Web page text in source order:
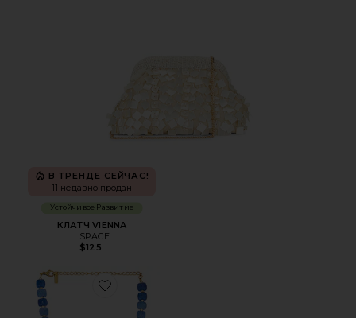
В ТРЕНДЕ СЕЙЧАС!
11 недавно продан
Устойчивое Развитие
КЛАТЧ VIENNA
LSPACE
$125
Favorite ОЖЕРЕЛЬЕ С БИСЕРОМ COSMIC